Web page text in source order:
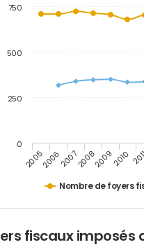
Nombre de foyers
200520062007200820092010
0
250
500
750
fiscaux imposés